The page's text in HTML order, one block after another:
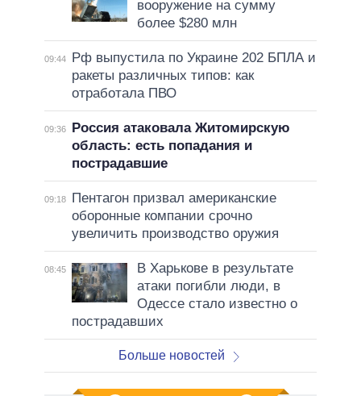
вооружение на сумму
более $280 млн
09:44
Рф выпустила по Украине 202 БПЛА и
ракеты различных типов: как
отработала ПВО
09:36
Россия атаковала Житомирскую
область: есть попадания и
пострадавшие
09:18
Пентагон призвал американские
оборонные компании срочно
увеличить производство оружия
08:45
В Харькове в результате
атаки погибли люди, в
Одессе стало известно о
пострадавших
Больше новостей